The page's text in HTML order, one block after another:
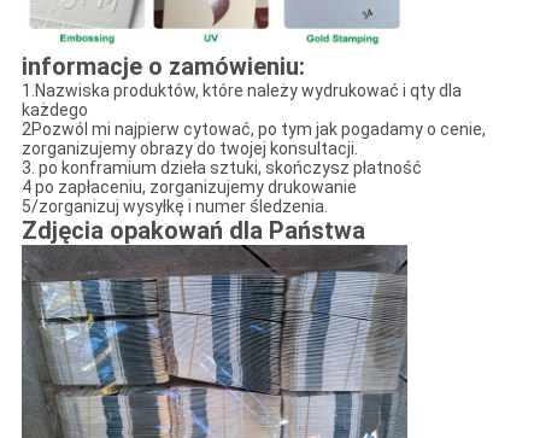
informacje o zamówieniu:
1.Nazwiska produktów, które należy wydrukować i qty dla
każdego
2Pozwól mi najpierw cytować, po tym jak pogadamy o cenie,
zorganizujemy obrazy do twojej konsultacji.
3. po konframium dzieła sztuki, skończysz płatność
4 po zapłaceniu, zorganizujemy drukowanie
5/zorganizuj wysyłkę i numer śledzenia.
Zdjęcia opakowań dla Państwa